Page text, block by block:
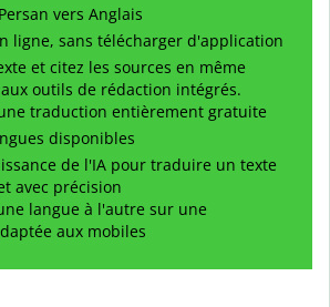
vers Anglais
ligne, sans télécharger d'application
et citez les sources en même
outils de rédaction intégrés.
traduction entièrement gratuite
disponibles
de l'IA pour traduire un texte
avec précision
langue à l'autre sur une
aux mobiles